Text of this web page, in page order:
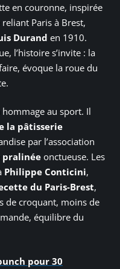
en couronne, inspirée
reliant Paris à Brest,
Durand en 1910.
l’histoire s’invite : la
évoque la roue du
hommage au sport. Il
la pâtisserie
par l’association
pralinée onctueuse. Les
Philippe Conticini,
du Paris-Brest,
de croquant, moins de
équilibre du
pour 30